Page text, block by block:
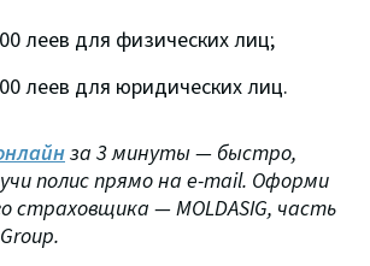
леев для физических лиц;
леев для юридических лиц.
за 3 минуты — быстро,
полис прямо на e-mail. Оформи
страховщика — MOLDASIG, часть